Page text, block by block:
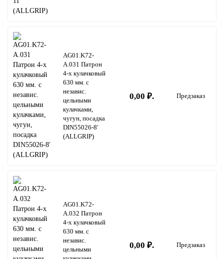
AG01.K72-
A.031 Патрон
4-х кулачковый
630 мм. с
независ.
цельными
кулачками,
чугун, посадка
DIN55026-8'
(ALLGRIP)
0,00 ₽. Предзаказ
AG01.K72-
A.032 Патрон
4-х кулачковый
630 мм. с
независ.
цельными
0,00 ₽. Предзаказ